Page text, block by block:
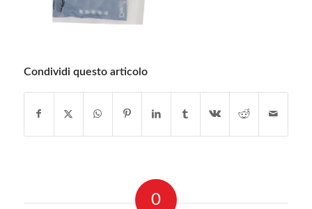
Condividi questo articolo
0